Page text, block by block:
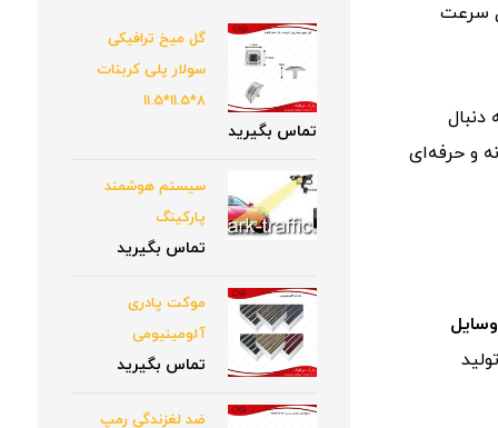
سرعت
دنبال
و حرفه‌ای
وسایل
تولید
گل میخ ترافیکی
سولار پلی کربنات
8*11.5*11.5
تماس بگیرید
سیستم هوشمند
پارکینگ
تماس بگیرید
موکت پادری
آلومینیومی
تماس بگیرید
ضد لغزندگی رمپ